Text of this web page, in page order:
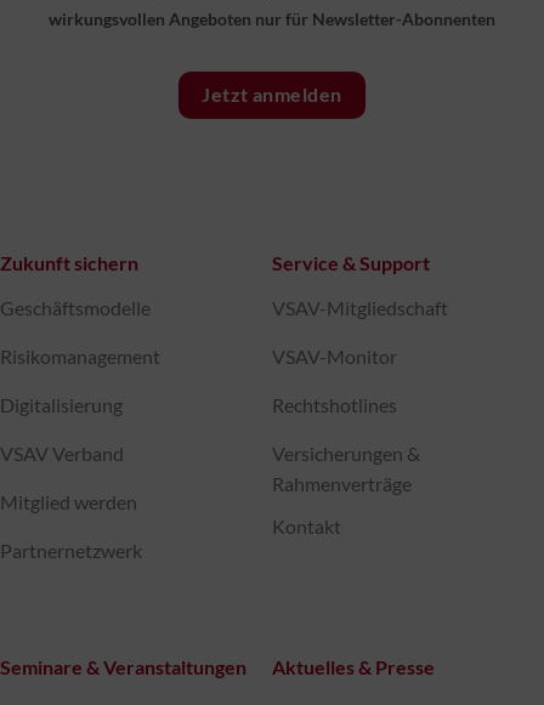
wirkungsvollen Angeboten nur für Newsletter-Abonnenten
Jetzt anmelden
Zukunft sichern
Geschäftsmodelle
Risikomanagement
Digitalisierung
VSAV Verband
Mitglied werden
Partnernetzwerk
Service & Support
VSAV-Mitgliedschaft
VSAV-Monitor
Rechtshotlines
Versicherungen &
Rahmenverträge
Kontakt
Seminare & Veranstaltungen
Aktuelles & Presse